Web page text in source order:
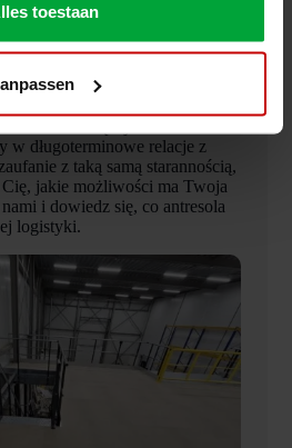
toestaan
które oferują
przestrzeń
w długoterminowe relacje z
z taką samą starannością,
jakie możliwości ma Twoja
i dowiedz się, co antresola
logistyki.